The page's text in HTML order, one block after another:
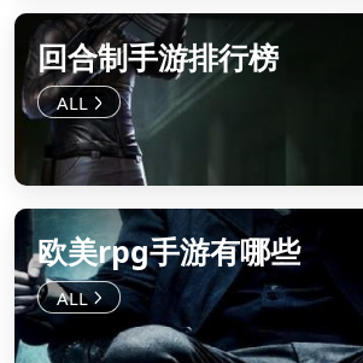
回合制手游排行榜
欧美rpg手游有哪些